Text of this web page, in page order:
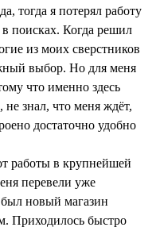
тогда я потерял работу
поисках. Когда решил
из моих сверстников
выбор. Но для меня
что именно здесь
не знал, что меня ждёт,
достаточно удобно
работы в крупнейшей
перевели уже
новый магазин
Приходилось быстро